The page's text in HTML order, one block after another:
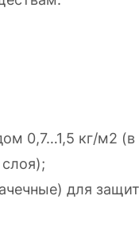
0,7…1,5 кг/м2 (в
для